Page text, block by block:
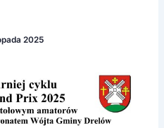
2025